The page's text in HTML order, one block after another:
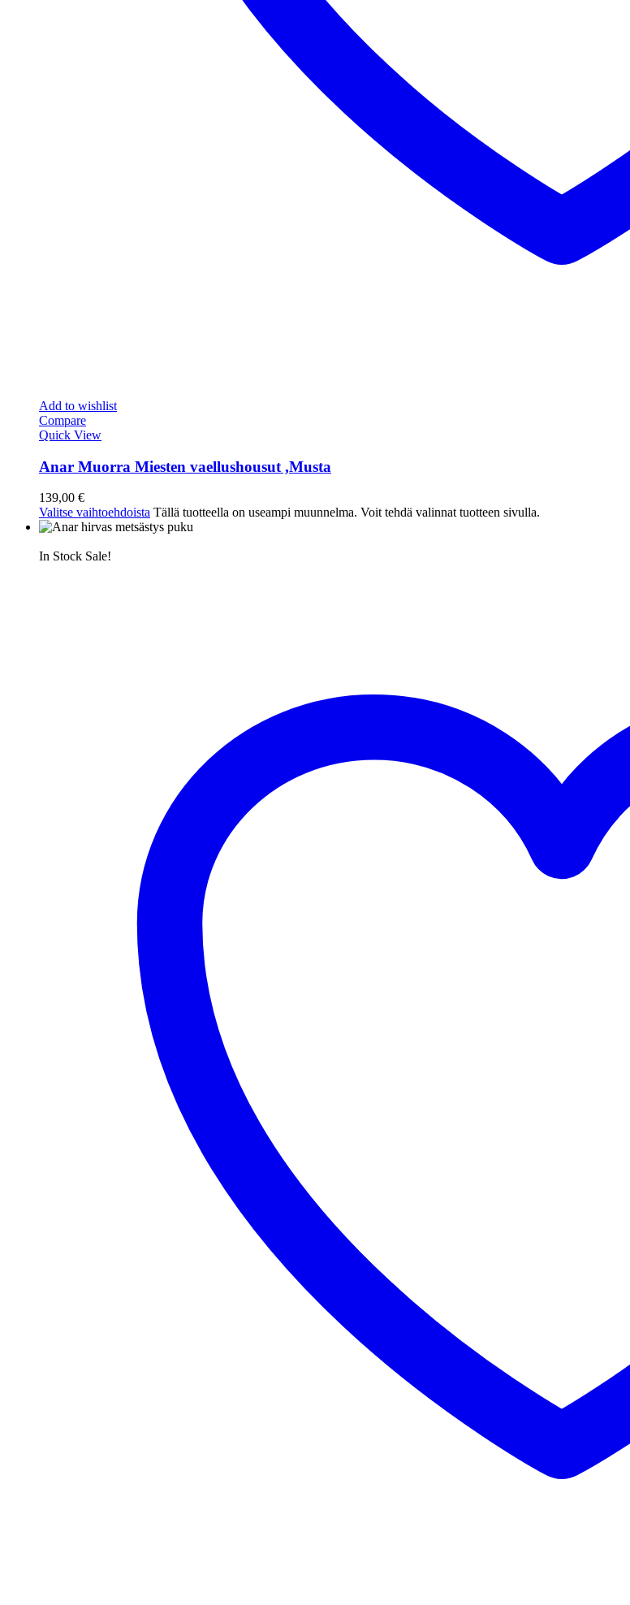
Add to wishlist
Compare
Quick View
Anar Muorra Miesten vaellushousut ,Musta
139,00 €
Valitse vaihtoehdoista Tällä tuotteella on useampi muunnelma. Voit tehdä valinnat tuotteen sivulla.
In Stock Sale!